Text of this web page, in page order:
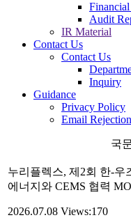
Financial
Audit
IR Material
Contact Us
Contact Us
Inquiry
Guidance
Privacy Policy
Email Rejection
국
누리플렉스, 제2회 한-
에너지와 CEMS 협력
2026.07.08 Views:170